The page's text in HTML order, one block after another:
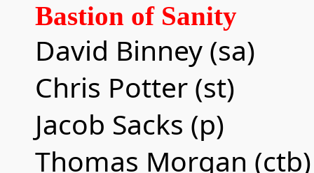
Bastion of Sanity
David Binney (sa)
Chris Potter (st)
Jacob Sacks (p)
Thomas Morgan (ctb)